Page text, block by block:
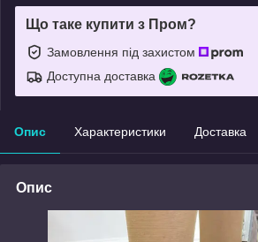
Що таке купити з Пром?
Замовлення під захистом
Доступна доставка
Опис Характеристики Доставка
Опис